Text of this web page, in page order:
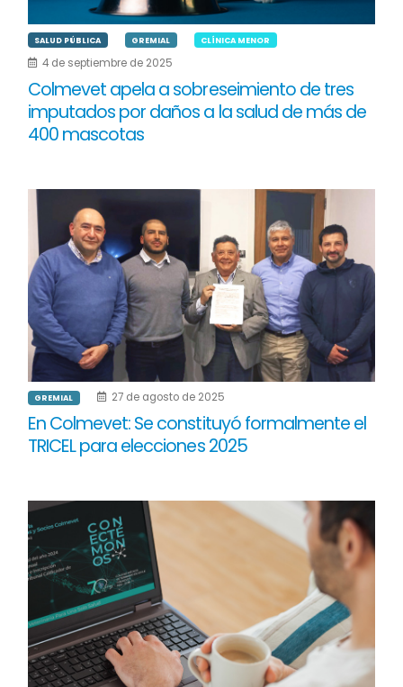
SALUD PÚBLICA GREMIAL CLÍNICA MENOR
4 de septiembre de 2025
Colmevet apela a sobreseimiento de tres
imputados por daños a la salud de más de
400 mascotas
GREMIAL 27 de agosto de 2025
En Colmevet: Se constituyó formalmente el
TRICEL para elecciones 2025